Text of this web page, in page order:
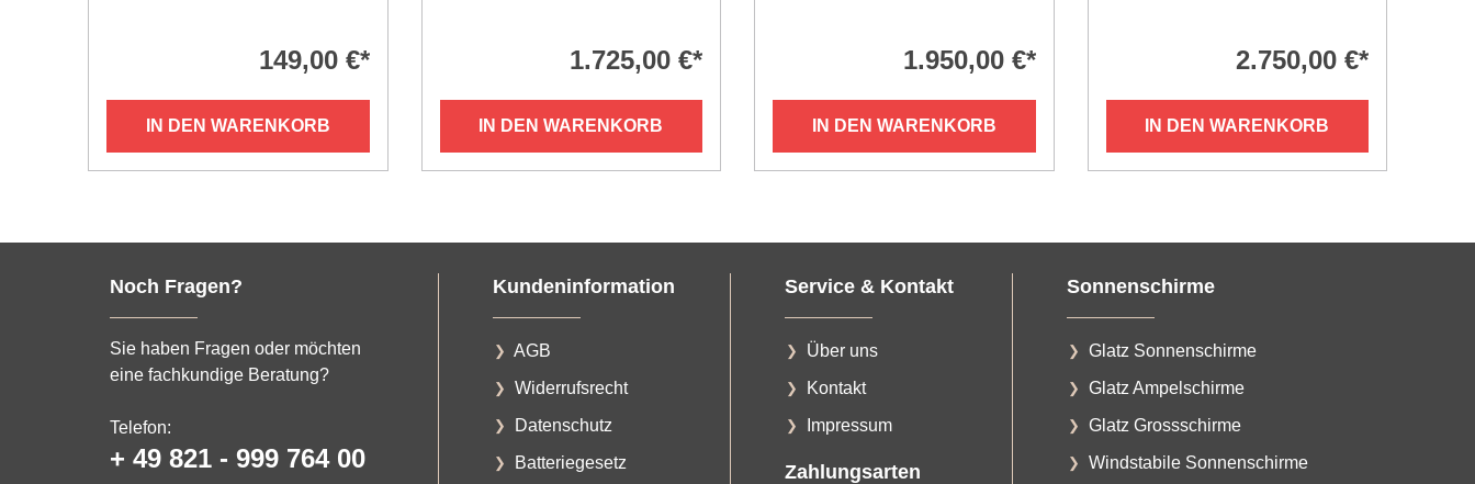
149,00 €*
IN DEN WARENKORB
1.725,00 €*
IN DEN WARENKORB
1.950,00 €*
IN DEN WARENKORB
2.750,00 €*
IN DEN WARENKORB
Noch Fragen?
Sie haben Fragen oder möchten
eine fachkundige Beratung?
Telefon:
+ 49 821 - 999 764 00
Kundeninformation
AGB
Widerrufsrecht
Datenschutz
Batteriegesetz
Service & Kontakt
Über uns
Kontakt
Impressum
Zahlungsarten
Sonnenschirme
Glatz Sonnenschirme
Glatz Ampelschirme
Glatz Grossschirme
Windstabile Sonnenschirme